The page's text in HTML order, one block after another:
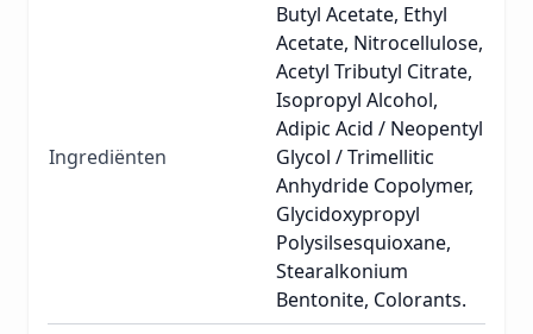
Ingrediënten
Butyl Acetate, Ethyl
Acetate, Nitrocellulose,
Acetyl Tributyl Citrate,
Isopropyl Alcohol,
Adipic Acid / Neopentyl
Glycol / Trimellitic
Anhydride Copolymer,
Glycidoxypropyl
Polysilsesquioxane,
Stearalkonium
Bentonite, Colorants.